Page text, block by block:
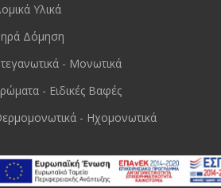
Υλικά
Δόμηση
- Μονωτικά
- Ειδικές Βαφές
- Ηχομονωτικά